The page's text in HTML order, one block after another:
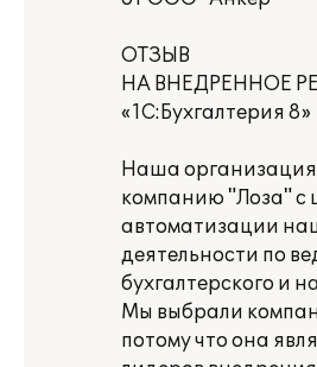
ОТЗЫВ
НА ВНЕДРЕННОЕ
«1С:Бухгалтерия 8»
Наша организация
компанию "Лоза" с
автоматизации
деятельности по
бухгалтерского и
Мы выбрали
потому что она